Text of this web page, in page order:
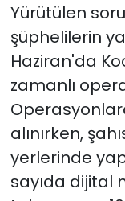
Yürütülen
şüphelilerin
Haziran'da
zamanlı
alınırken,
yerlerinde
sayıda dijital